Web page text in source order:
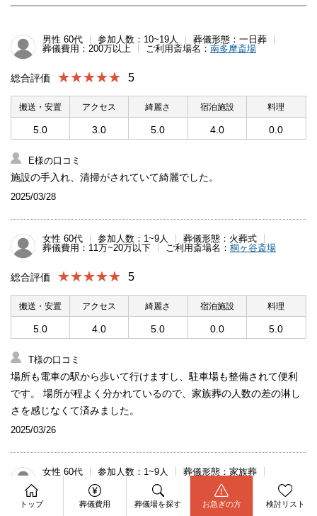
男性 60代 参加人数：10~19人
葬儀形態：一日葬
葬儀費用：200万以上
ご利用斎場名： 南多摩斎場
総合評価 ★★★★★ 5
搬送・安置
5.0
アクセス
3.0
綺麗さ
5.0
宿泊施設
4.0
料理
0.0
E様の口コミ
施設の手入れ、清掃がされていて綺麗でした。
2025/03/28
女性 60代 参加人数：1~9人
葬儀形態：火葬式
葬儀費用：11万~20万以下
ご利用斎場名： 桐ヶ谷斎場
総合評価 ★★★★★ 5
搬送・安置
5.0
アクセス
4.0
綺麗さ
5.0
宿泊施設
0.0
料理
5.0
T様の口コミ
場所も電車の駅から歩いて行けますし、駐車場も整備されて便利
です。 場所が程よく分かれているので、家族葬の人数の差の淋し
さを感じなくて済みました。
2025/03/26
女性 60代 参加人数：1~9人
葬儀形態：家族葬
ご利用斎場名：
公益社 吉祥寺会館
★★★★★
トップ 葬儀費用 葬儀場を探す お急ぎの方 検討リスト
資料請求
お問合せ
今すぐ電話相談